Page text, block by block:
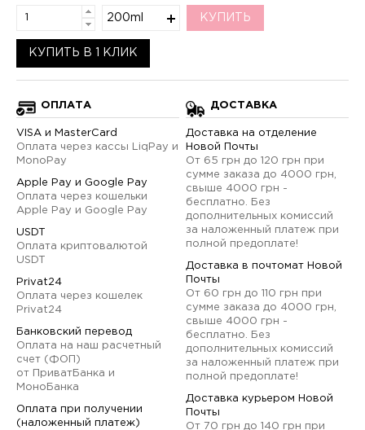
200ml КУПИТЬ
КУПИТЬ В 1 КЛИК
ОПЛАТА
VISA и MasterCard
Оплата через кассы LiqPay и
MonoPay
Apple Pay и Google Pay
Оплата через кошельки
Apple Pay и Google Pay
USDT
Оплата криптовалютой
USDT
Privat24
Оплата через кошелек
Privat24
Банковский перевод
Оплата на наш расчетный
счет (ФОП)
от ПриватБанка и
МоноБанка
Оплата при получении
(наложенный платеж)
ДОСТАВКА
Доставка на отделение
Новой Почты
От 65 грн до 120 грн при
сумме заказа до 4000 грн,
свыше 4000 грн -
бесплатно. Без
дополнительных комиссий
за наложенный платеж при
полной предоплате!
Доставка в почтомат Новой
Почты
От 60 грн до 110 грн при
сумме заказа до 4000 грн,
свыше 4000 грн -
бесплатно. Без
дополнительных комиссий
за наложенный платеж при
полной предоплате!
Доставка курьером Новой
Почты
От 70 грн до 140 грн при